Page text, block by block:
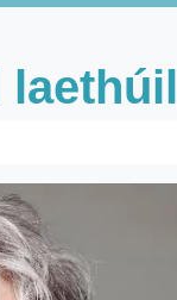
laethúil